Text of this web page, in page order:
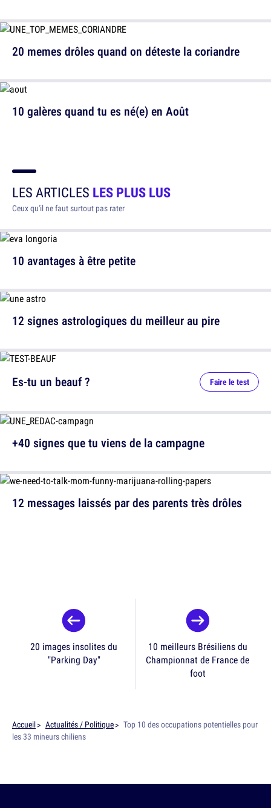
20 memes drôles quand on déteste la coriandre
10 galères quand tu es né(e) en Août
LES ARTICLES LES PLUS LUS
Ceux qu'il ne faut surtout pas rater
10 avantages à être petite
12 signes astrologiques du meilleur au pire
12 messages laissés par des parents très drôles
Es-tu un beauf ? Faire le test
+40 signes que tu viens de la campagne
20 images insolites du
"Parking Day"
10 meilleurs Brésiliens du
Championnat de France de
foot
Accueil Actualités / Politique
Top 10 des occupations potentielles pour
les 33 mineurs chiliens